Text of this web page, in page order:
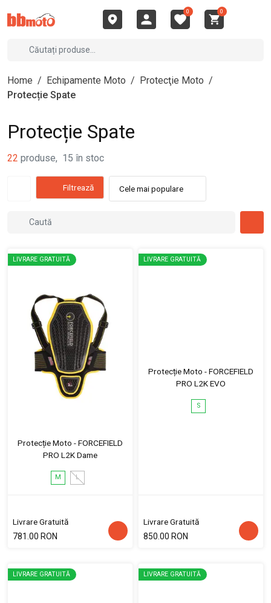
0 0
Home / Echipamente Moto / Protecţie Moto /
Protecție Spate
Protecție Spate
22 produse, 15 în stoc
Filtrează Cele mai populare
LIVRARE GRATUITĂ
Protecție Moto - FORCEFIELD
PRO L2K Dame
M L
Livrare Gratuită
781.00 RON
LIVRARE GRATUITĂ
Protecție Moto - FORCEFIELD
PRO L2K EVO
S
Livrare Gratuită
850.00 RON
LIVRARE GRATUITĂ LIVRARE GRATUITĂ